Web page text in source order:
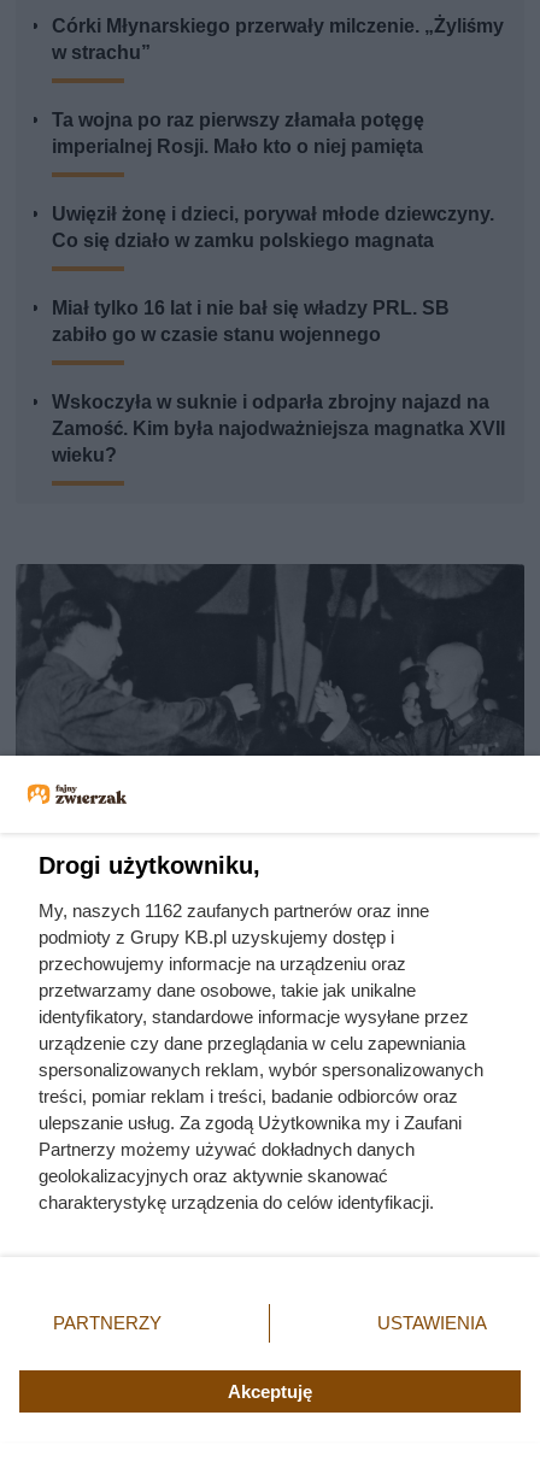
Córki Młynarskiego przerwały milczenie. „Żyliśmy
w strachu”
Ta wojna po raz pierwszy złamała potęgę
imperialnej Rosji. Mało kto o niej pamięta
Uwięził żonę i dzieci, porywał młode dziewczyny.
Co się działo w zamku polskiego magnata
Miał tylko 16 lat i nie bał się władzy PRL. SB
zabiło go w czasie stanu wojennego
Wskoczyła w suknie i odparła zbrojny najazd na
Zamość. Kim była najodważniejsza magnatka XVII
wieku?
Doprowadził do śmierci większej
liczby ludzi niż Hitler i Stalin
razem wzięci. Mimo to czczą go
jako bohatera
Drogi użytkowniku,
My, naszych 1162 zaufanych partnerów oraz inne
podmioty z Grupy KB.pl uzyskujemy dostęp i
przechowujemy informacje na urządzeniu oraz
przetwarzamy dane osobowe, takie jak unikalne
identyfikatory, standardowe informacje wysyłane przez
urządzenie czy dane przeglądania w celu zapewniania
spersonalizowanych reklam, wybór spersonalizowanych
treści, pomiar reklam i treści, badanie odbiorców oraz
ulepszanie usług. Za zgodą Użytkownika my i Zaufani
Partnerzy możemy używać dokładnych danych
geolokalizacyjnych oraz aktywnie skanować
charakterystykę urządzenia do celów identyfikacji.
zmienić/wycofać klikając przycisk ustawień prywatności
znajdujący się w lewym dolnym rogu strony. Niektóre
użytkownika, ale masz prawo sprzeciwić się takiemu
przetwarzaniu. Preferencje będą miały zastosowania tylko
PARTNERZY USTAWIENIA
Akceptuję